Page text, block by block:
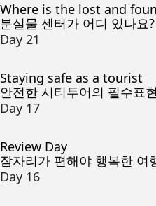
Where is the lost and
분실물 센터가 어디 있나요?
Day 21
Staying safe as a tourist
안전한 시티투어의 필수표현
Day 17
Review Day
잠자리가 편해야 행복한 여
Day 16